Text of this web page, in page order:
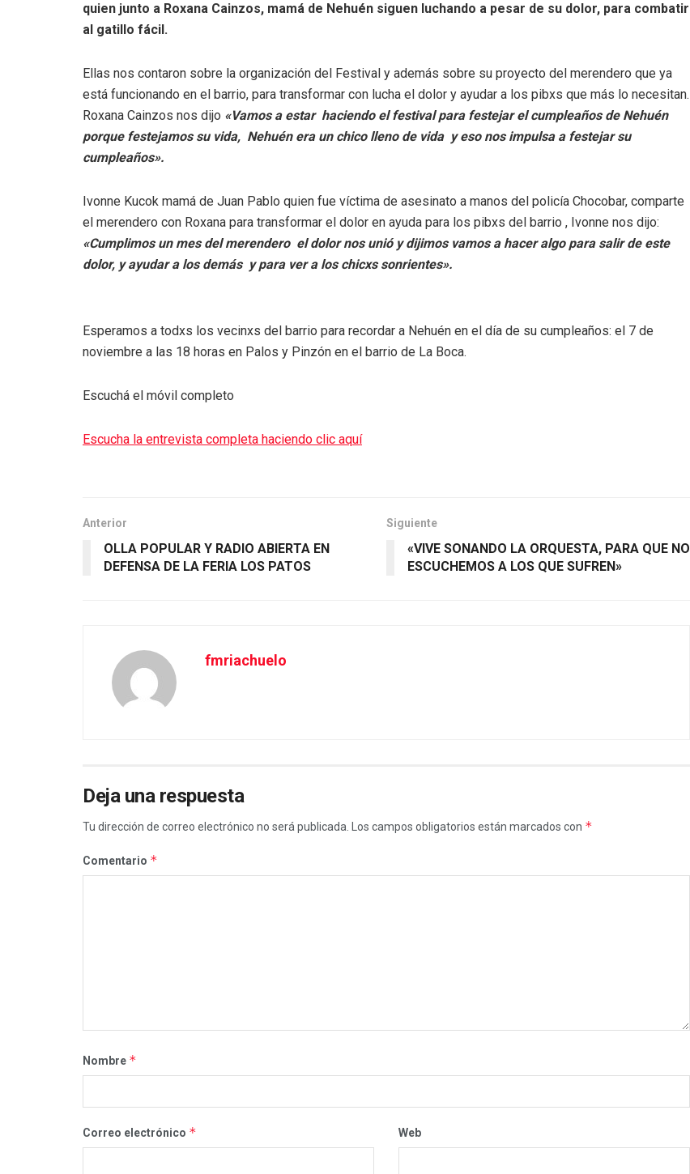
quien junto a Roxana Cainzos, mamá de Nehuén siguen luchando a pesar de su dolor, para combatir
al gatillo fácil.
Ellas nos contaron sobre la organización del Festival y además sobre su proyecto del merendero que ya
está funcionando en el barrio, para transformar con lucha el dolor y ayudar a los pibxs que más lo necesitan.
Roxana Cainzos nos dijo «Vamos a estar haciendo el festival para festejar el cumpleaños de Nehuén
porque festejamos su vida, Nehuén era un chico lleno de vida y eso nos impulsa a festejar su
cumpleaños».
Ivonne Kucok mamá de Juan Pablo quien fue víctima de asesinato a manos del policía Chocobar, comparte
el merendero con Roxana para transformar el dolor en ayuda para los pibxs del barrio , Ivonne nos dijo:
«Cumplimos un mes del merendero el dolor nos unió y dijimos vamos a hacer algo para salir de este
dolor, y ayudar a los demás y para ver a los chicxs sonrientes».
Esperamos a todxs los vecinxs del barrio para recordar a Nehuén en el día de su cumpleaños: el 7 de
noviembre a las 18 horas en Palos y Pinzón en el barrio de La Boca.
Escuchá el móvil completo
Escucha la entrevista completa haciendo clic aquí
Anterior
OLLA POPULAR Y RADIO ABIERTA EN
DEFENSA DE LA FERIA LOS PATOS
Siguiente
«VIVE SONANDO LA ORQUESTA, PARA QUE NO
ESCUCHEMOS A LOS QUE SUFREN»
fmriachuelo
Deja una respuesta
Tu dirección de correo electrónico no será publicada. Los campos obligatorios están marcados con *
Comentario *
Nombre *
Correo electrónico * Web